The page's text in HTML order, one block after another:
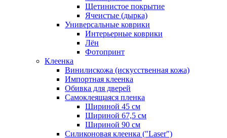
Щетинистое покрытие
Ячеистые (дырка)
Универсальные коврики
Интерьерные коврики
Лён
Фотопринт
Клеенка
Винилискожа (искусственная кожа)
Импортная клеенка
Обивка для дверей
Самоклеящаяся пленка
Шириной 45 см
Шириной 67,5 см
Шириной 90 см
Силиконовая клеенка ("Laser")